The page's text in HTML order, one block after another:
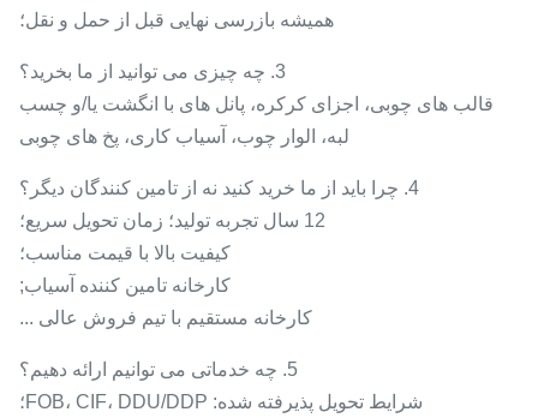
همیشه بازرسی نهایی قبل از حمل و نقل؛
3. چه چیزی می توانید از ما بخرید؟
قالب های چوبی، اجزای کرکره، پانل های با انگشت یا/و چسب
لبه، الوار چوب، آسیاب کاری، پخ های چوبی
4. چرا باید از ما خرید کنید نه از تامین کنندگان دیگر؟
12 سال تجربه تولید؛ زمان تحویل سریع؛
کیفیت بالا با قیمت مناسب؛
کارخانه تامین کننده آسیاب;
کارخانه مستقیم با تیم فروش عالی ...
5. چه خدماتی می توانیم ارائه دهیم؟
شرایط تحویل پذیرفته شده: FOB، CIF، DDU/DDP؛